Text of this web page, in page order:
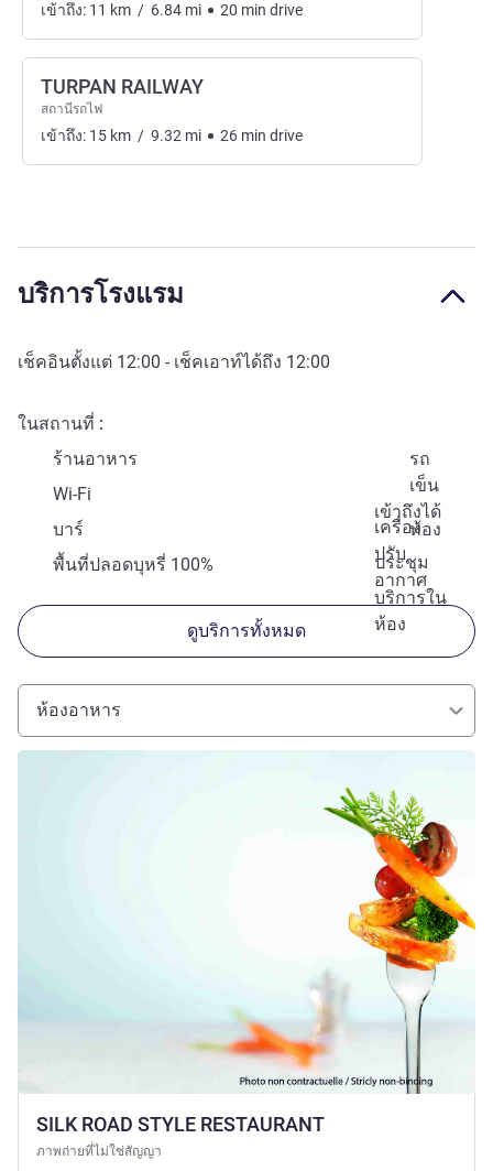
เข้าถึง: 11 km / 6.84 mi 20 min drive
TURPAN RAILWAY
สถานีรถไฟ
เข้าถึง: 15 km / 9.32 mi 26 min drive
บริการโรงแรม
เช็คอินตั้งแต่ 12:00 - เช็คเอาท์ได้ถึง 12:00
ในสถานที่
ร้านอาหาร
รถ
เข็น
เข้าถึงได้
Wi-Fi
เครื่อง
ปรับ
อากาศ
บาร์
ห้อง
ประชุม
พื้นที่ปลอดบุหรี่ 100%
บริการใน
ห้อง
ดูบริการทั้งหมด
ห้องอาหาร
SILK ROAD STYLE RESTAURANT
ภาพถ่ายที่ไม่ใช่สัญญา
ดูรายละเอียด